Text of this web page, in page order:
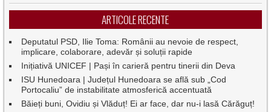
ARTICOLE RECENTE
Deputatul PSD, Ilie Toma: Românii au nevoie de respect,
implicare, colaborare, adevăr și soluții rapide
Inițiativă UNICEF | Pași în carieră pentru tinerii din Deva
ISU Hunedoara | Județul Hunedoara se află sub „Cod
Portocaliu” de instabilitate atmosferică accentuată
Băieți buni, Ovidiu și Vlăduț! Ei ar face, dar nu-i lasă Cărăguț!